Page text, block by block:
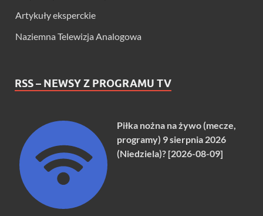
Artykuły eksperckie
Naziemna Telewizja Analogowa
RSS – NEWSY Z PROGRAMU TV
Piłka nożna na żywo (mecze,
programy) 9 sierpnia 2026
(Niedziela)? [2026-08-09]